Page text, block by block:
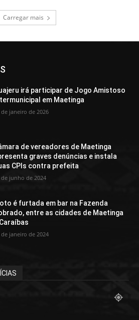
Carregar mais
irá participar de Jogo Amistoso
em Maetinga
de janeiro de 2026
de vereadores de Maetinga
graves denúncias e instala
CPIs contra prefeita
de junho de 2024
é furtada em bar na Fazenda
entre as cidades de Maetinga
de janeiro de 2024